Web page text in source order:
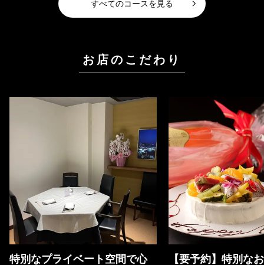
すべてのコースを見る
お店のこだわり
特別なプライベート空間で心
【要予約】特別な